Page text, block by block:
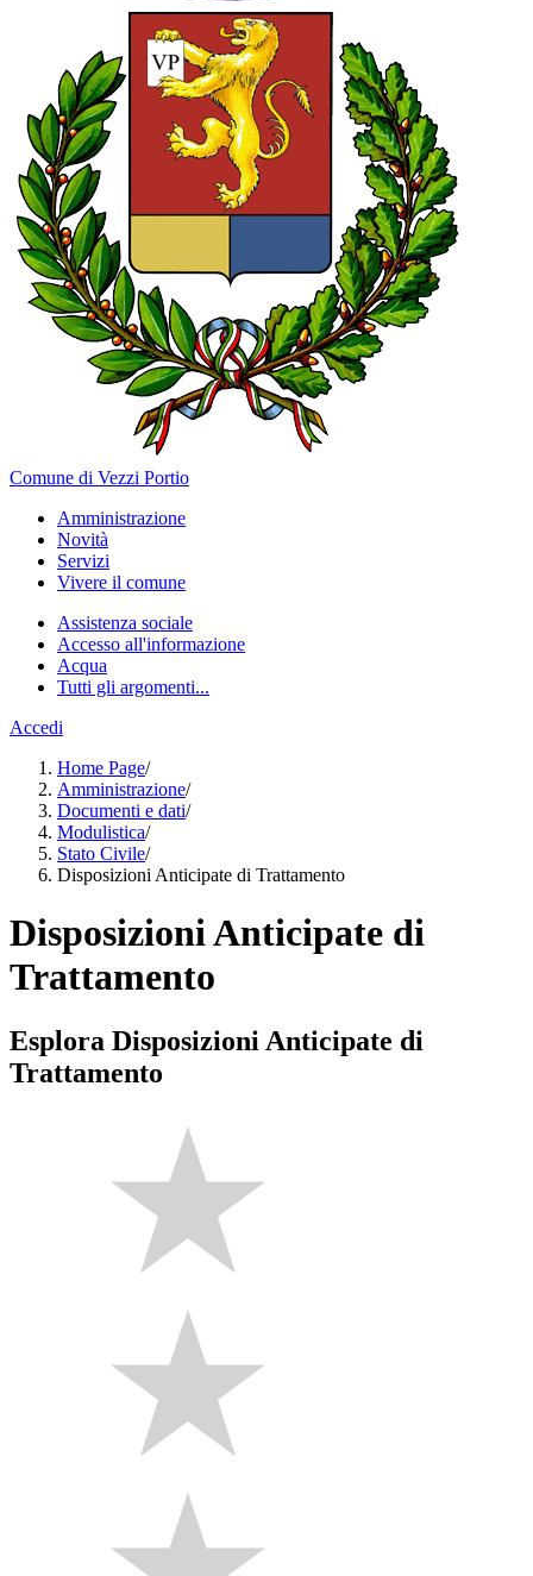
Comune di Vezzi Portio
Amministrazione
Novità
Servizi
Vivere il comune
Assistenza sociale
Accesso all'informazione
Acqua
Tutti gli argomenti...
Accedi
Home Page/
Amministrazione/
Documenti e dati/
Modulistica/
Stato Civile/
Disposizioni Anticipate di Trattamento
Disposizioni Anticipate di
Trattamento
Esplora Disposizioni Anticipate di
Trattamento